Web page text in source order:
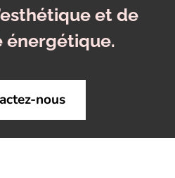
et de
énergétique.
nous